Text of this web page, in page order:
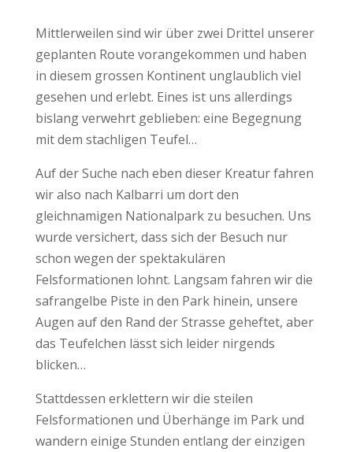
Mittlerweilen sind wir über zwei Drittel unserer
geplanten Route vorangekommen und haben
in diesem grossen Kontinent unglaublich viel
gesehen und erlebt. Eines ist uns allerdings
bislang verwehrt geblieben: eine Begegnung
mit dem stachligen Teufel…
Auf der Suche nach eben dieser Kreatur fahren
wir also nach Kalbarri um dort den
gleichnamigen Nationalpark zu besuchen. Uns
wurde versichert, dass sich der Besuch nur
schon wegen der spektakulären
Felsformationen lohnt. Langsam fahren wir die
safrangelbe Piste in den Park hinein, unsere
Augen auf den Rand der Strasse geheftet, aber
das Teufelchen lässt sich leider nirgends
blicken…
Stattdessen erklettern wir die steilen
Felsformationen und Überhänge im Park und
wandern einige Stunden entlang der einzigen